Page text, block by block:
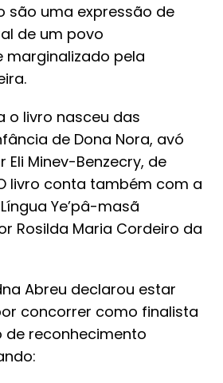
são uma expressão de
de um povo
pela
o livro nasceu das
de Dona Nora, avó
Minev-Benzecry, de
livro conta também com a
Ye’pâ-masã
Rosilda Maria Cordeiro da
Abreu declarou estar
concorrer como finalista
reconhecimento